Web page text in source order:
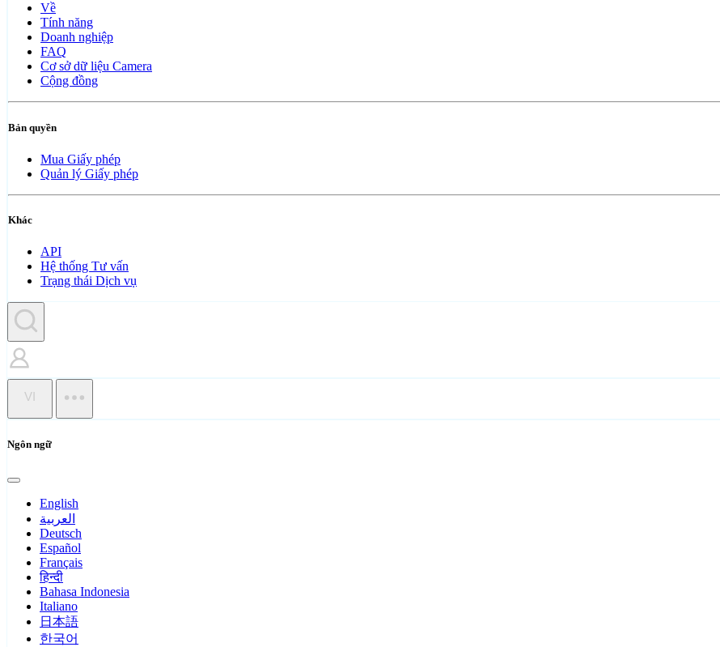
Về
Tính năng
Doanh nghiệp
FAQ
Cơ sở dữ liệu Camera
Cộng đồng
Bản quyền
Mua Giấy phép
Quản lý Giấy phép
Khác
API
Hệ thống Tư vấn
Trạng thái Dịch vụ
VI
Ngôn ngữ
English
العربية
Deutsch
Español
Français
हिन्दी
Bahasa Indonesia
Italiano
日本語
한국어